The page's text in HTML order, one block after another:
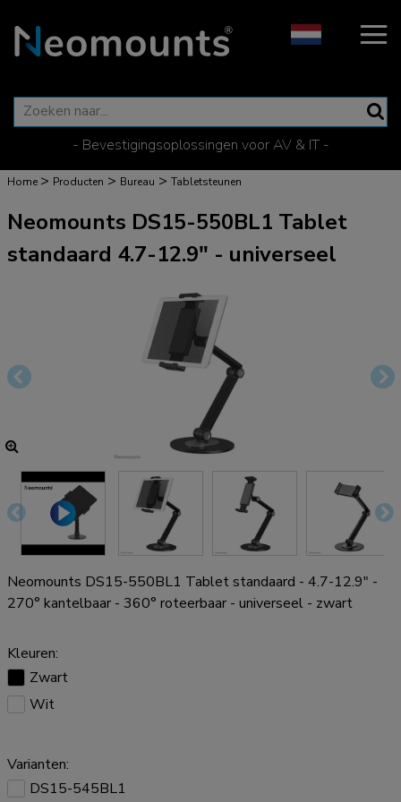
- Bevestigingsoplossingen voor AV & IT -
Home > Producten > Bureau > Tabletsteunen
Neomounts DS15-550BL1 Tablet
standaard 4.7-12.9" - universeel
Neomounts DS15-550BL1 Tablet standaard - 4.7-12.9" -
270° kantelbaar - 360° roteerbaar - universeel - zwart
Kleuren:
Zwart
Wit
Varianten:
DS15-545BL1